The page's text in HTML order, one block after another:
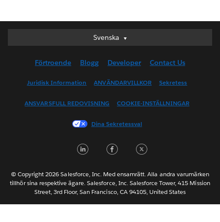
Svenska
Svenska
English (UK)
English (US)
Français (Canada)
Français (France)
日本語
Nederlands
Português
Förtroende Blogg Developer Contact Us
Juridisk Information ANVÄNDARVILLKOR Sekretess
ANSVARSFULL REDOVISNING COOKIE-INSTÄLLNINGAR
Dina Sekretessval
n
k
e
c
e
b
i
t
t
© Copyright 2026 Salesforce, Inc. Med ensamrätt. Alla andra varumärken
tillhör sina respektive ägare. Salesforce, Inc. Salesforce Tower, 415 Mission
Street, 3rd Floor, San Francisco, CA 94105, United States